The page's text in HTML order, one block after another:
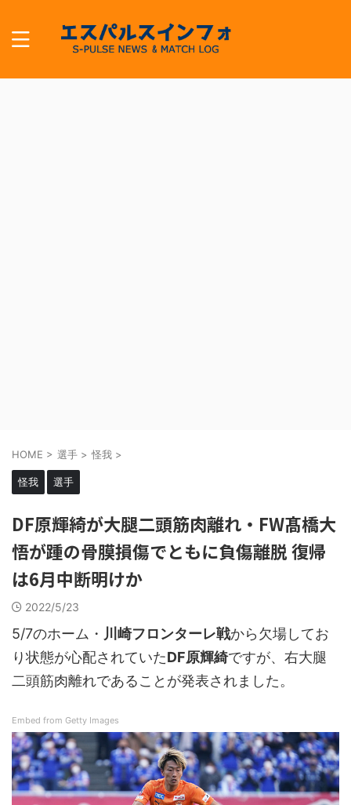
HOME > 選手 > 怪我 >
怪我 選手
DF原輝綺が大腿二頭筋肉離れ・FW髙橋大
悟が踵の骨膜損傷でともに負傷離脱 復帰
は6月中断明けか
2022/5/23
5/7のホーム・ 川崎フロンターレ戦から欠場してお
り状態が心配されていたDF原輝綺ですが、右大腿
二頭筋肉離れであることが発表されました。
Embed from Getty Images